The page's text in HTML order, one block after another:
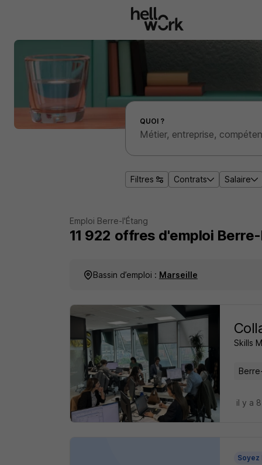
Effectuer une recherche d'emploi par localité
QUOI ?
Filtres Contrats Salaire
Emploi Berre-l'Étang
11 922 offres d'emploi
Bassin d’emploi : Marseille
Skills
il y a
Soyez